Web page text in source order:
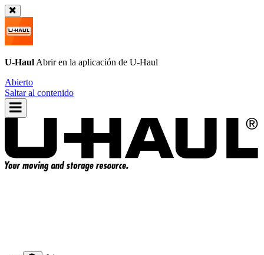
U-Haul Abrir en la aplicación de U-Haul
Abierto
Saltar al contenido